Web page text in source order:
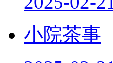
小院茶事